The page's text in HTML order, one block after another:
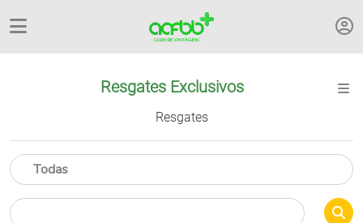
Resgates Exclusivos
Resgates